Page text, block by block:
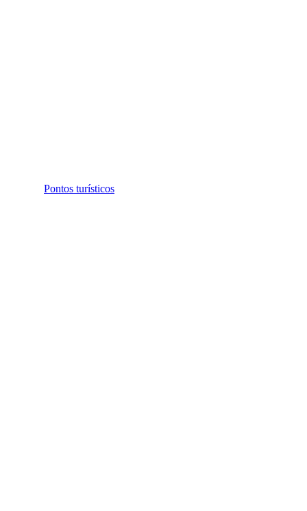
Pontos turísticos